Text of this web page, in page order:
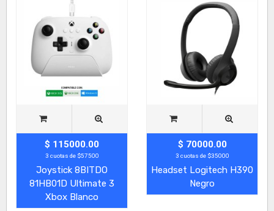
$ 115000.00
3 cuotas de $57500
Joystick 8BITDO
81HB01D Ultimate 3
Xbox Blanco
$ 70000.00
3 cuotas de $35000
Headset Logitech H390
Negro